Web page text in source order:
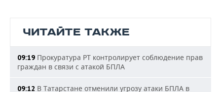
ЧИТАЙТЕ ТАКЖЕ
09:19 Прокуратура РТ контролирует соблюдение прав
граждан в связи с атакой БПЛА
09:12 В Татарстане отменили угрозу атаки БПЛА в